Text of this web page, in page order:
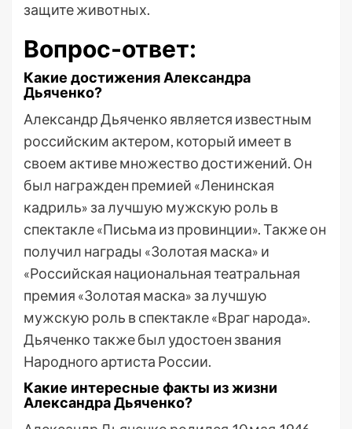
защите животных.
Вопрос-ответ:
Какие достижения Александра
Дьяченко?
Александр Дьяченко является известным
российским актером, который имеет в
своем активе множество достижений. Он
был награжден премией «Ленинская
кадриль» за лучшую мужскую роль в
спектакле «Письма из провинции». Также он
получил награды «Золотая маска» и
«Российская национальная театральная
премия «Золотая маска» за лучшую
мужскую роль в спектакле «Враг народа».
Дьяченко также был удостоен звания
Народного артиста России.
Какие интересные факты из жизни
Александра Дьяченко?